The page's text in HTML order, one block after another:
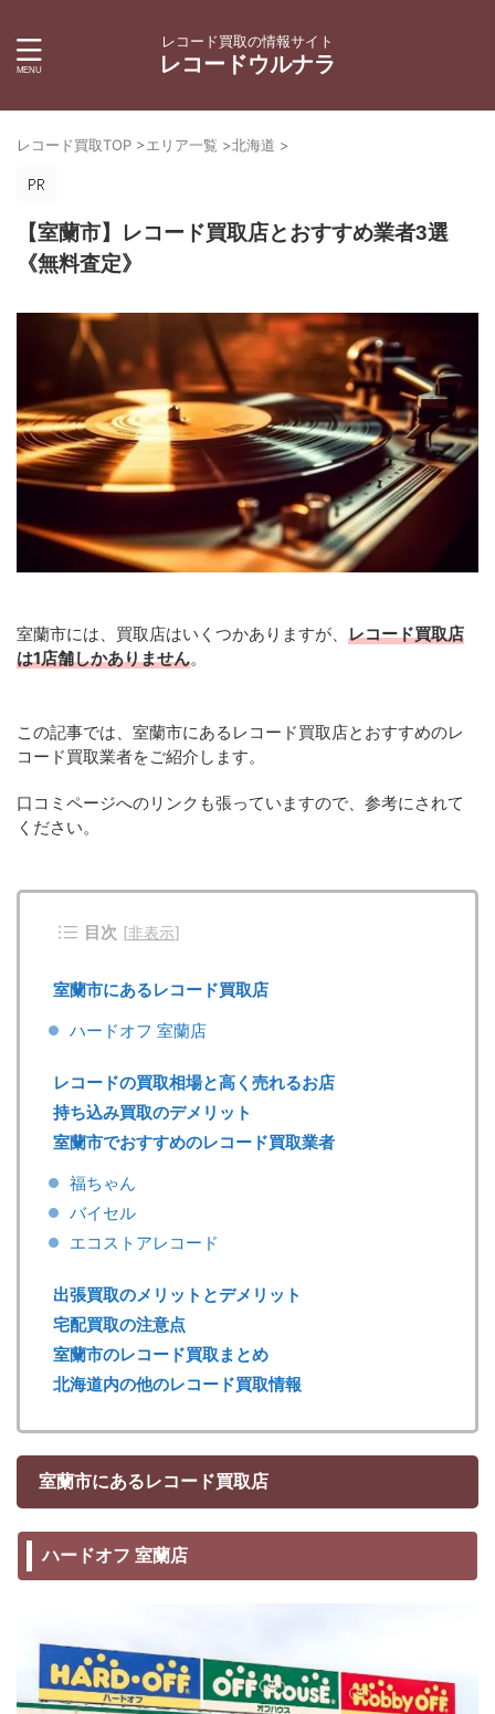
レコード買取の情報サイト
レコードウルナラ
レコード買取TOP >エリア一覧 >北海道 >
【室蘭市】レコード買取店とおすすめ業者3選
《無料査定》
室蘭市には、買取店はいくつかありますが、 レコード買取店
は1店舗しかありません。
この記事では、室蘭市にあるレコード買取店とおすすめのレ
コード買取業者をご紹介します。
口コミページへのリンクも張っていますので、参考にされて
ください。
目次 [非表示]
室蘭市にあるレコード買取店
ハードオフ 室蘭店
レコードの買取相場と高く売れるお店
持ち込み買取のデメリット
室蘭市でおすすめのレコード買取業者
福ちゃん
バイセル
エコストアレコード
出張買取のメリットとデメリット
宅配買取の注意点
室蘭市のレコード買取まとめ
北海道内の他のレコード買取情報
室蘭市にあるレコード買取店
ハードオフ 室蘭店